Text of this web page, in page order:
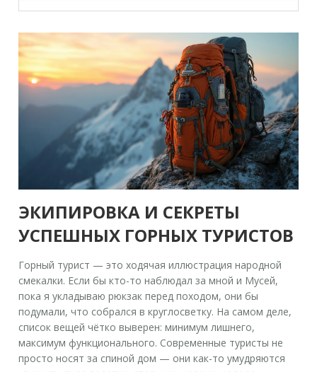
ЭКИПИРОВКА И СЕКРЕТЫ
УСПЕШНЫХ ГОРНЫХ ТУРИСТОВ
Горный турист — это ходячая иллюстрация народной
смекалки. Если бы кто-то наблюдал за мной и Мусей,
пока я укладываю рюкзак перед походом, они бы
подумали, что собрался в круглосветку. На самом деле,
список вещей чётко выверен: минимум лишнего,
максимум функционального. Современные туристы не
просто носят за спиной дом — они как-то умудряются